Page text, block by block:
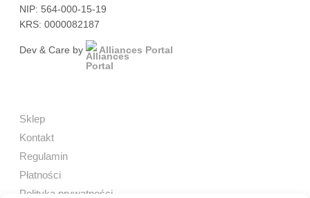
NIP: 564-000-15-19
KRS: 0000082187
Dev & Care by Alliances Portal
Sklep
Kontakt
Regulamin
Płatności
Polityka prywatności